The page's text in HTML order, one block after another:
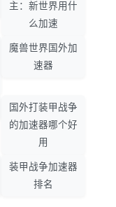
主：新世界用什
么加速
魔兽世界国外加
速器
国外打装甲战争
的加速器哪个好
用
装甲战争加速器
排名